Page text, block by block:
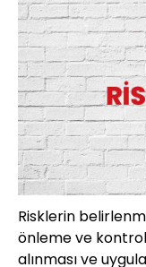
Risklerin
önleme ve
alınması ve